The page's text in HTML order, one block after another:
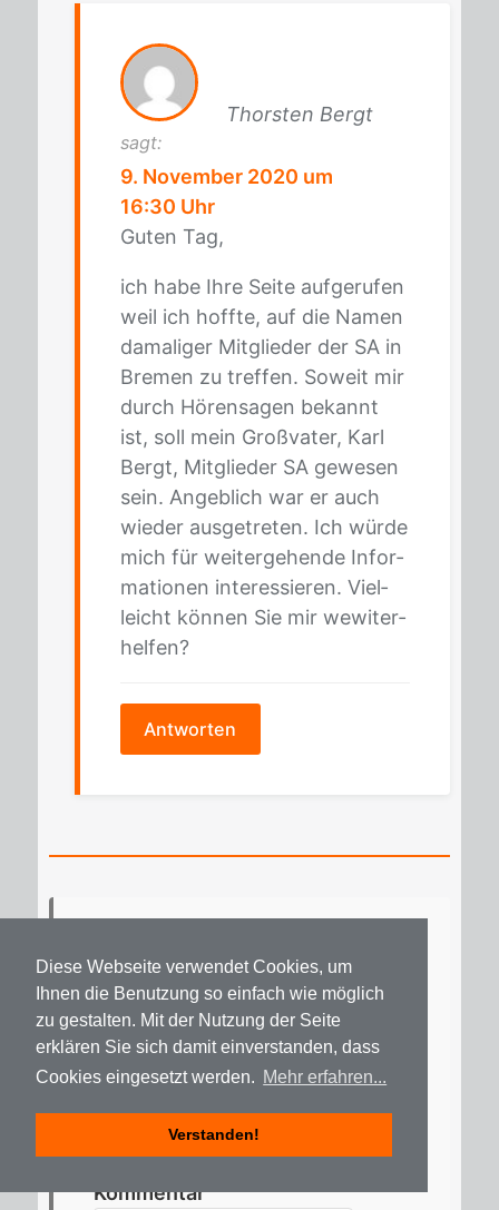
Diese Webseite verwendet Cookies, um
Ihnen die Benutzung so einfach wie möglich
zu gestalten. Mit der Nutzung der Seite
erklären Sie sich damit einverstanden, dass
Cookies eingesetzt werden. Mehr erfahren...
Verstanden!
Thorsten Bergt
sagt:
9. November 2020 um
16:30 Uhr
Gu­ten Tag,
ich habe Ihre Sei­te auf­ge­ru­fen
weil ich hoff­te, auf die Na­men
da­ma­li­ger Mit­glie­der der SA in
Bre­men zu tref­fen. So­weit mir
durch Hö­ren­sa­gen be­kannt
ist, soll mein Groß­va­ter, Karl
Bergt, Mit­glie­der SA ge­we­sen
sein. An­geb­lich war er auch
wie­der aus­ge­tre­ten. Ich wür­de
mich für wei­ter­ge­hen­de In­for­
ma­tio­nen in­ter­es­sie­ren. Viel­
leicht kön­nen Sie mir we­wi­ter­
hel­fen?
Antworten
Kom­men­tie­ren Sie den
Bei­trag
Ihre E-Mail-Adres­se wird nicht
ver­öf­fent­licht. Er­for­der­li­che Fel­
der sind mit*mar­kiert.
Kommentar